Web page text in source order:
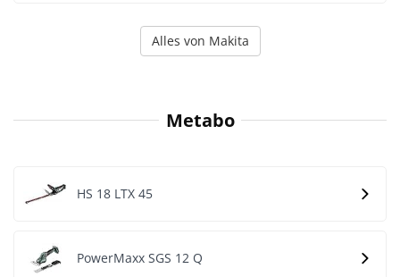
Alles von Makita
Metabo
HS 18 LTX 45
PowerMaxx SGS 12 Q